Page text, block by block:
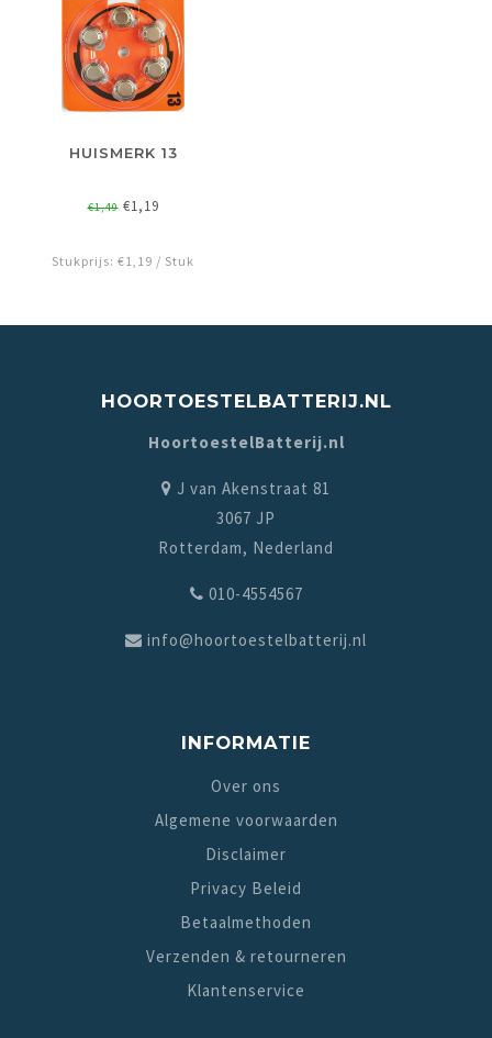
HUISMERK 13
€1,49€1,19
Stukprijs: €1,19 / Stuk
HOORTOESTELBATTERIJ.NL
HoortoestelBatterij.nl
J van Akenstraat 81
3067 JP
Rotterdam, Nederland
010-4554567
info@hoortoestelbatterij.nl
INFORMATIE
Over ons
Algemene voorwaarden
Disclaimer
Privacy Beleid
Betaalmethoden
Verzenden & retourneren
Klantenservice